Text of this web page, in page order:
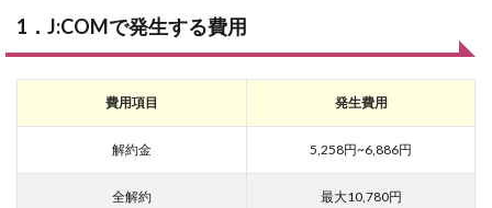
1．J:COMで発生する費用
費用項目 発生費用
解約金 5,258円~6,886円
全解約 最大10,780円